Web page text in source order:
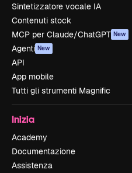
Sintetizzatore vocale IA
Contenuti stock
MCP per Claude/ChatGPT New
Agenti New
API
App mobile
Tutti gli strumenti Magnific
Inizia
Academy
Documentazione
Assistenza